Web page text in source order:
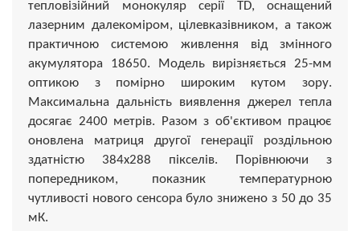
тепловізійний монокуляр серії TD, оснащений
лазерним далекоміром, цілевказівником, а також
практичною системою живлення від змінного
акумулятора 18650. Модель вирізняється 25-мм
оптикою з помірно широким кутом зору.
Максимальна дальність виявлення джерел тепла
досягає 2400 метрів. Разом з об'єктивом працює
оновлена матриця другої генерації роздільною
здатністю 384x288 пікселів. Порівнюючи з
попередником, показник температурною
чутливості нового сенсора було знижено з 50 до 35
мК.